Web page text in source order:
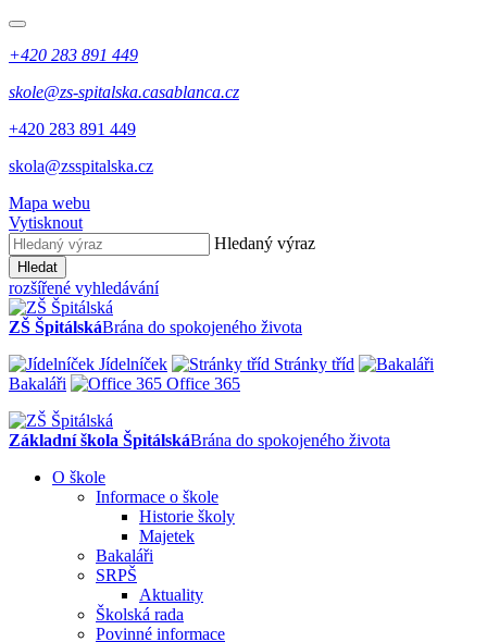
+420 283 891 449
skole@zs-spitalska.casablanca.cz
+420 283 891 449
skola@zsspitalska.cz
Mapa webu
Vytisknout
Hledaný výraz
Hledat
rozšířené vyhledávání
ZŠ ŠpitálskáBrána do spokojeného života
Jídelníček
Stránky tříd
Bakaláři
Office 365
Základní škola ŠpitálskáBrána do spokojeného života
O škole
Informace o škole
Historie školy
Majetek
Bakaláři
SRPŠ
Aktuality
Školská rada
Povinné informace